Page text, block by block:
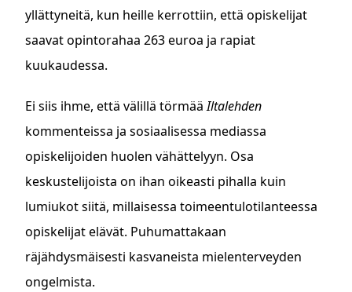
yllättyneitä, kun heille kerrottiin, että opiskelijat
saavat opintorahaa 263 euroa ja rapiat
kuukaudessa.
Ei siis ihme, että välillä törmääIltalehden
kommenteissa ja sosiaalisessa mediassa
opiskelijoiden huolen vähättelyyn. Osa
keskustelijoista on ihan oikeasti pihalla kuin
lumiukot siitä, millaisessa toimeentulotilanteessa
opiskelijat elävät. Puhumattakaan
räjähdysmäisesti kasvaneista mielenterveyden
ongelmista.